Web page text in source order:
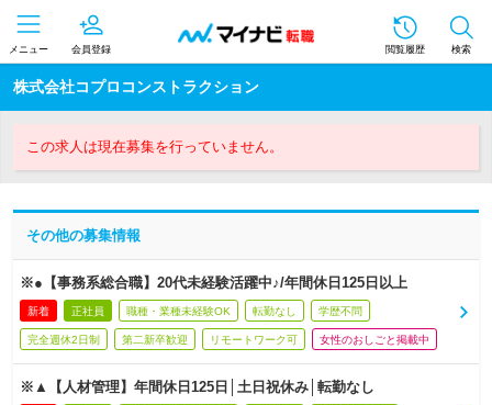
メニュー 会員登録 閲覧履歴 検索
株式会社コプロコンストラクション
この求人は現在募集を行っていません。
その他の募集情報
※●【事務系総合職】20代未経験活躍中♪/年間休日125日以上
新着 正社員 職種・業種未経験OK 転勤なし 学歴不問
完全週休2日制 第二新卒歓迎 リモートワーク可 女性のおしごと掲載中
※▲【人材管理】年間休日125日│土日祝休み│転勤なし